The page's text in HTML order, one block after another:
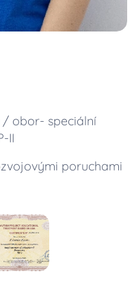
/ obor- speciální
II
poruchami